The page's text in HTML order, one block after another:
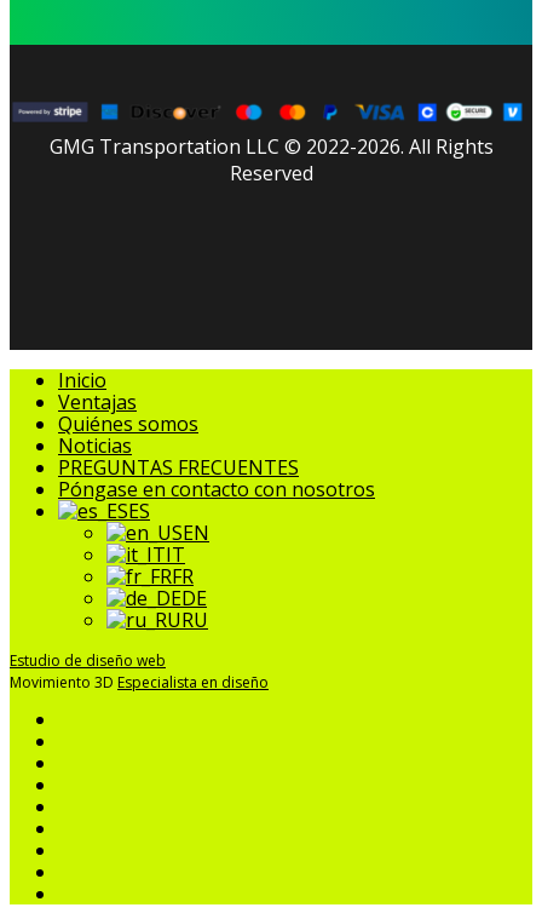
GMG Transportation LLC © 2022-2026. All Rights
Reserved
Cerrar
Menú
Inicio
Ventajas
Quiénes somos
Noticias
PREGUNTAS FRECUENTES
Póngase en contacto con nosotros
ES
EN
IT
FR
DE
RU
Estudio de diseño web
Movimiento 3D Especialista en diseño